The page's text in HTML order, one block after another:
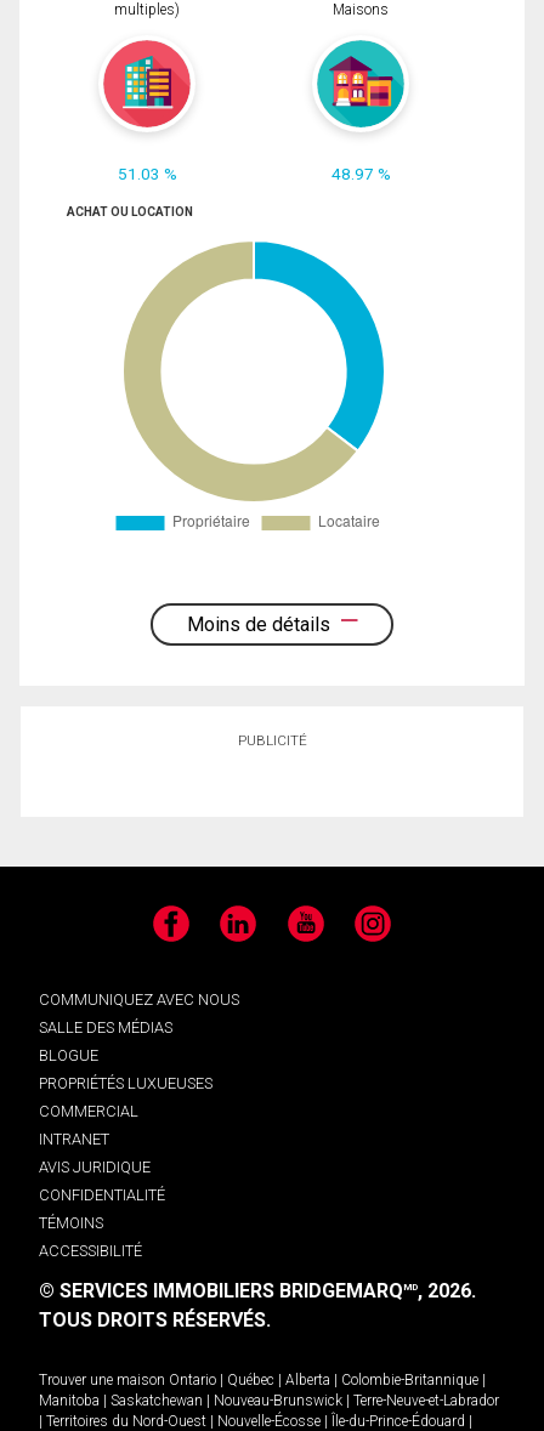
multiples)
51.03 %
Maisons
48.97 %
ACHAT OU LOCATION
Moins de détails
PUBLICITÉ
Facebook LinkedIn YouTube Instagram
COMMUNIQUEZ AVEC NOUS
SALLE DES MÉDIAS
BLOGUE
PROPRIÉTÉS LUXUEUSES
COMMERCIAL
INTRANET
AVIS JURIDIQUE
CONFIDENTIALITÉ
TÉMOINS
ACCESSIBILITÉ
© SERVICES IMMOBILIERS BRIDGEMARQMD, 2026.
TOUS DROITS RÉSERVÉS.
Trouver une maison Ontario Québec Alberta Colombie-Britannique
Manitoba
Saskatchewan Nouveau-Brunswick
Terre-Neuve-et-Labrador
Territoires du Nord-Ouest Nouvelle-Écosse Île-du-Prince-Édouard